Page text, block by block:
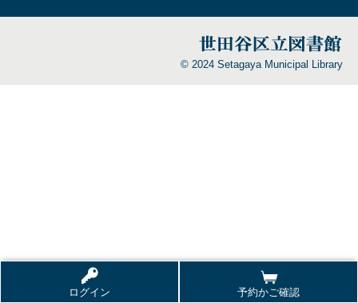
ログイン 予約かご確認
© 2024 Setagaya Municipal Library